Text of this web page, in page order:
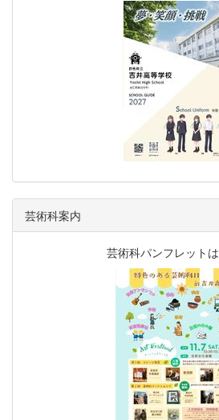
芸術科案内
芸術科パンフレットは